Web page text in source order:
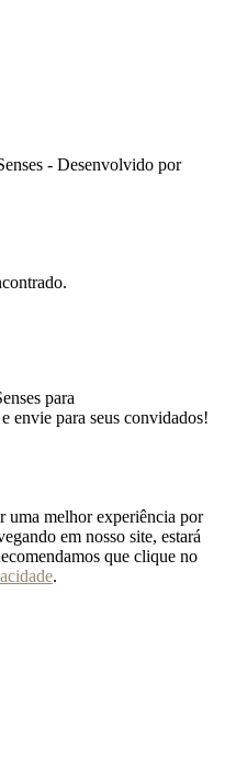
- Desenvolvido por
para
envie para seus convidados!
uma melhor experiência por
em nosso site, estará
que clique no
.